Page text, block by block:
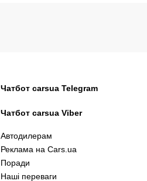
Чатботcarsua Telegram
Чатботcarsua Viber
Автодилерам
Реклама на Cars.ua
Поради
Наші переваги